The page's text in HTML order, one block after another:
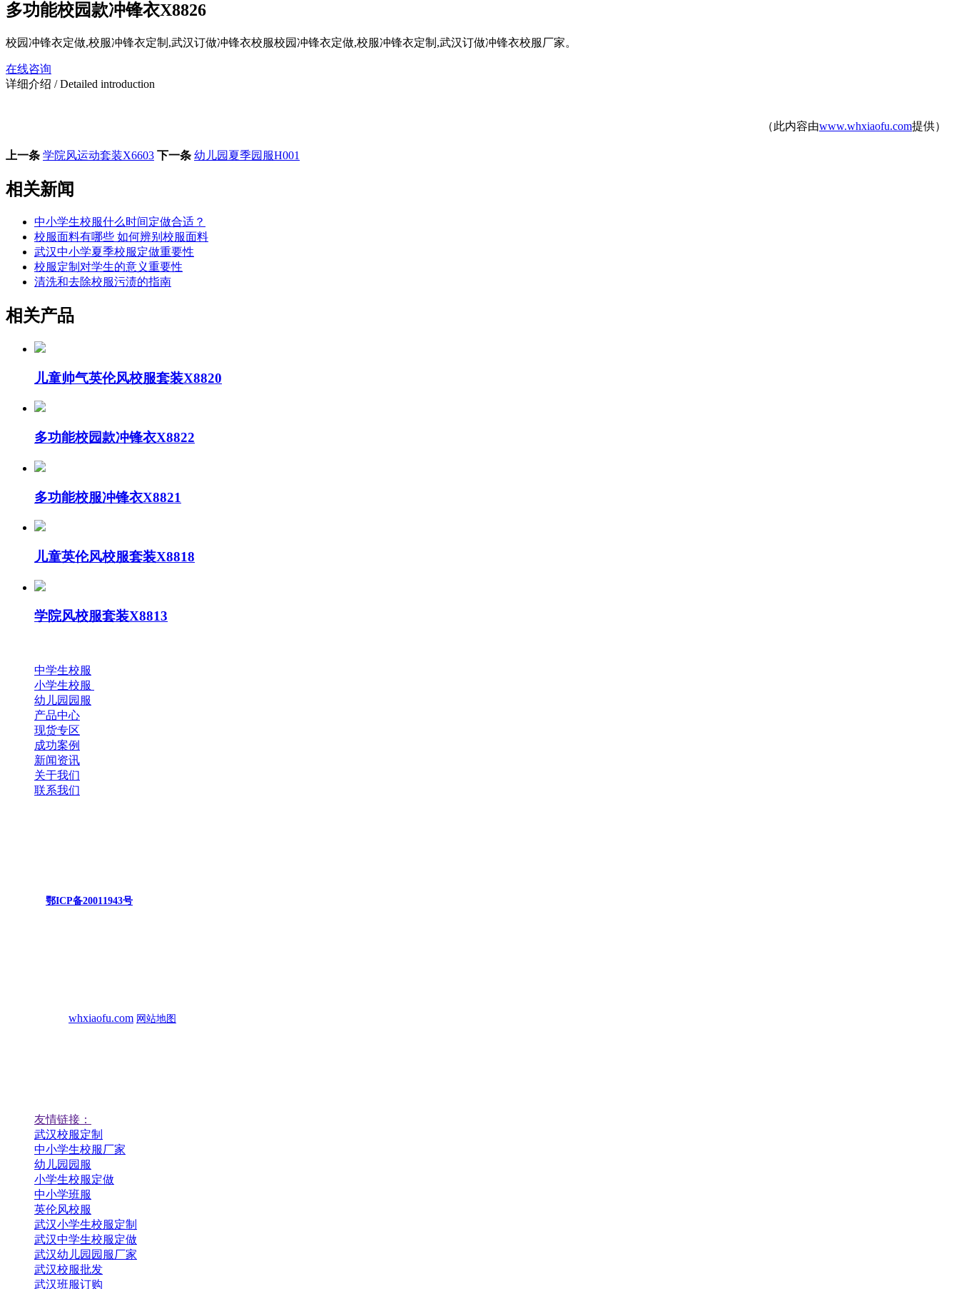
多功能校园款冲锋衣X8826
校园冲锋衣定做,校服冲锋衣定制,武汉订做冲锋衣校服校园冲锋衣定做,校服冲锋衣定制,武汉订做冲锋衣校服厂家。
在线咨询
详细介绍 / Detailed introduction
（此内容由www.whxiaofu.com提供）
上一条 学院风运动套装X6603 下一条 幼儿园夏季园服H001
相关新闻
中小学生校服什么时间定做合适？
校服面料有哪些 如何辨别校服面料
武汉中小学夏季校服定做重要性
校服定制对学生的意义重要性
清洗和去除校服污渍的指南
相关产品
儿童帅气英伦风校服套装X8820
多功能校园款冲锋衣X8822
多功能校服冲锋衣X8821
儿童英伦风校服套装X8818
学院风校服套装X8813
中学生校服
小学生校服
幼儿园园服
产品中心
现货专区
成功案例
新闻资讯
关于我们
联系我们
鄂ICP备20011943号
whxiaofu.com 网站地图
友情链接：
武汉校服定制
中小学生校服厂家
幼儿园园服
小学生校服定做
中小学班服
英伦风校服
武汉小学生校服定制
武汉中学生校服定做
武汉幼儿园园服厂家
武汉校服批发
武汉班服订购